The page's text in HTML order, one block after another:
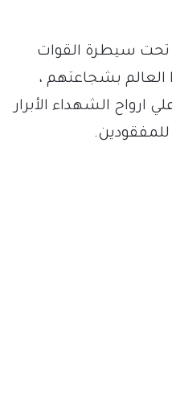
تحت سيطرة القوات
العالم بشجاعتهم ،
ارواح الشهداء الأبرار
للمفقودين.